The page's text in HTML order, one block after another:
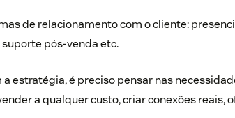
de relacionamento com o cliente:
pós-venda etc.
a estratégia, é preciso pensar nas
a qualquer custo, criar conexões reais,